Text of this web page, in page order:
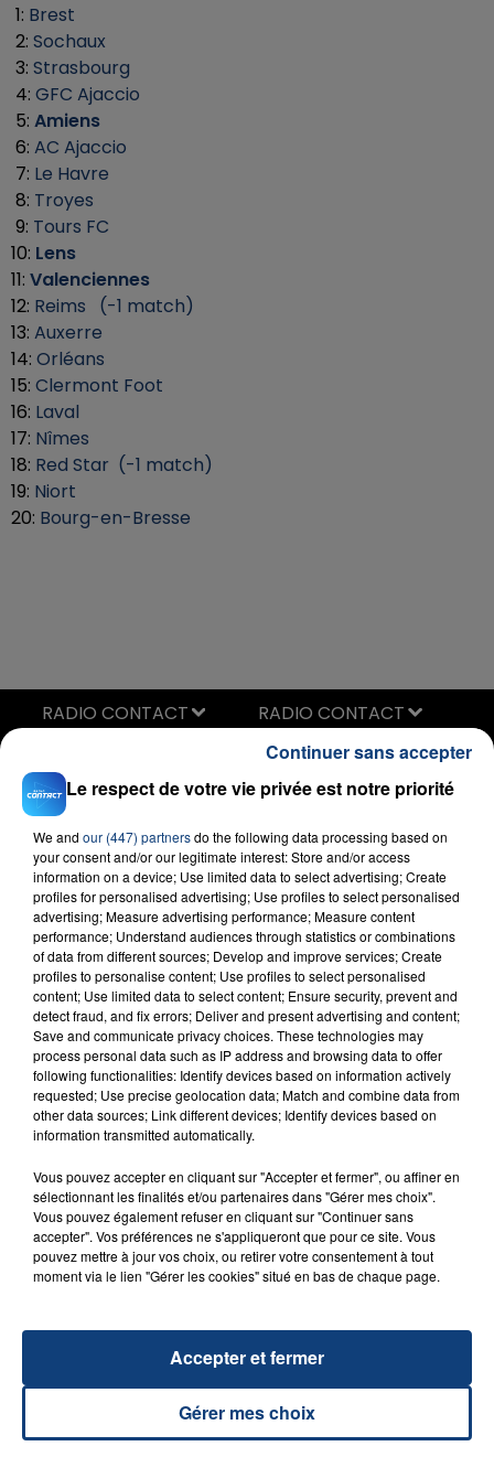
1: Brest
2: Sochaux
3: Strasbourg
4: GFC Ajaccio
5: Amiens
6: AC Ajaccio
7: Le Havre
8: Troyes
9: Tours FC
10: Lens
11: Valenciennes
12: Reims (-1 match)
13: Auxerre
14: Orléans
15: Clermont Foot
16: Laval
17: Nîmes
18: Red Star (-1 match)
19: Niort
20: Bourg-en-Bresse
Elle Voulait
RADIO CONTACT
FIL D'ACTU
23 juillet 2026
INCENDIE MORTEL À LENS : UNE FEMME ET
SON BÉBÉ ENTRE LA VIE ET LA...
Un homme s'est immolé par le feu après avoir
aspergé sa compagne et leur bébé de trois mois
Le respect de votre vie privée est notre priorité
We and our (447) partnersdo the following data processing based on
your consent and/or our legitimate interest: Store and/or access
information on a device; Use limited data to select advertising; Create
profiles for personalised advertising; Use profiles to select personalised
advertising; Measure advertising performance; Measure content
performance; Understand audiences through statistics or combinations
of data from different sources; Develop and improve services; Create
profiles to personalise content; Use profiles to select personalised
content; Use limited data to select content; Ensure security, prevent and
detect fraud, and fix errors; Deliver and present advertising and content;
Save and communicate privacy choices. These technologies may
process personal data such as IP address and browsing data to offer
following functionalities: Identify devices based on information actively
requested; Use precise geolocation data; Match and combine data from
other data sources; Link different devices; Identify devices based on
information transmitted automatically.
Vous pouvez accepter en cliquant sur "Accepter et fermer", ou affiner en
sélectionnant les finalités et/ou partenaires dans "Gérer mes choix".
Vous pouvez également refuser en cliquant sur "Continuer sans
accepter". Vos préférences ne s'appliqueront que pour ce site. Vous
pouvez mettre à jour vos choix, ou retirer votre consentement à tout
moment via le lien "Gérer les cookies" situé en bas de chaque page.
Gérer mes choix
Accepter et fermer
Continuer sans accepter